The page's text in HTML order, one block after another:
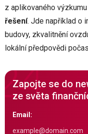
z aplikovaného
řešení. Jde například o
budovy, zkvalitnění
lokální předpovědi
Zapojte se do
ze světa
Email: